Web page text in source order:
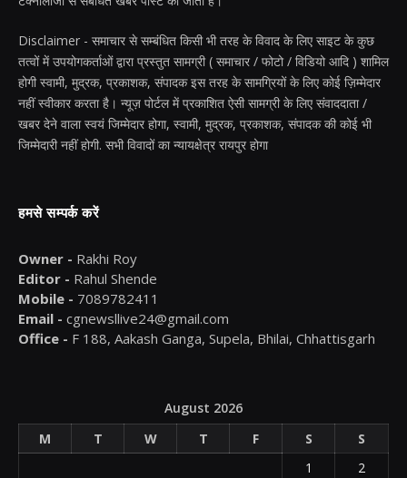
Disclaimer - समाचार से सम्बंधित किसी भी तरह के विवाद के लिए साइट के कुछ
तत्वों में उपयोगकर्ताओं द्वारा प्रस्तुत सामग्री ( समाचार / फोटो / विडियो आदि ) शामिल
होगी स्वामी, मुद्रक, प्रकाशक, संपादक इस तरह के सामग्रियों के लिए कोई ज़िम्मेदार
नहीं स्वीकार करता है। न्यूज़ पोर्टल में प्रकाशित ऐसी सामग्री के लिए संवाददाता /
खबर देने वाला स्वयं जिम्मेदार होगा, स्वामी, मुद्रक, प्रकाशक, संपादक की कोई भी
जिम्मेदारी नहीं होगी. सभी विवादों का न्यायक्षेत्र रायपुर होगा
हमसे सम्पर्क करें
Owner - Rakhi Roy
Editor - Rahul Shende
Mobile - 7089782411
Email - cgnewsllive24@gmail.com
Office - F 188, Aakash Ganga, Supela, Bhilai, Chhattisgarh
August 2026
M
T W T F S
S
1
2